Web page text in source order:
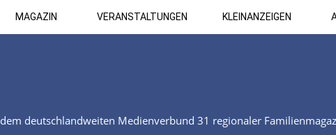
MAGAZIN VERANSTALTUNGEN KLEINANZEIGEN
dem deutschlandweiten Medienverbund 31 regionaler